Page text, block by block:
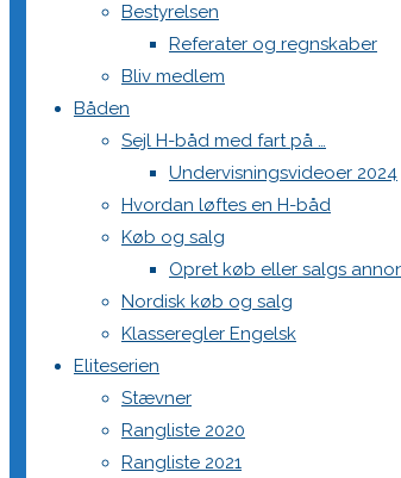
Bestyrelsen
Referater og regnskaber
Bliv medlem
Båden
Sejl H-båd med fart på …
Undervisningsvideoer 2024
Hvordan løftes en H-båd
Køb og salg
Opret køb eller salgs
Nordisk køb og salg
Klasseregler Engelsk
Eliteserien
Stævner
Rangliste 2020
Rangliste 2021
Billeder fra NM
30. januar 2018 21. september 2022 Stævner